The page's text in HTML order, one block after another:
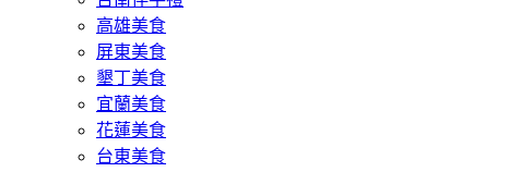
高雄美食
屏東美食
墾丁美食
宜蘭美食
花蓮美食
台東美食